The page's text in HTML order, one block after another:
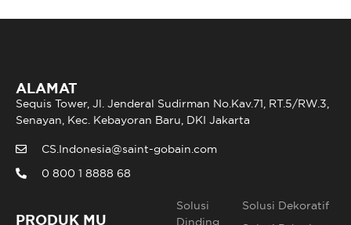
ALAMAT
Sequis Tower, Jl. Jenderal Sudirman No.Kav.71, RT.5/RW.3,
Senayan, Kec. Kebayoran Baru, DKI Jakarta
CS.Indonesia@saint-gobain.com
0 800 1 8888 68
PRODUK MU
Solusi
Dinding
Solusi Dekoratif